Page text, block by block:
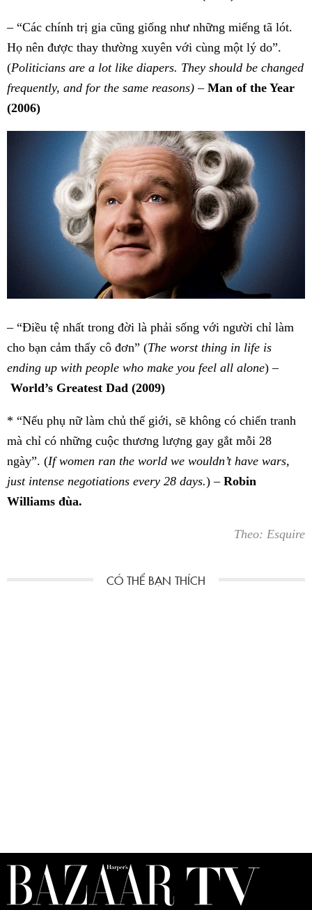
– “Các chính trị gia cũng giống như những miếng tã lót.
Họ nên được thay thường xuyên với cùng một lý do”.
(Politicians are a lot like diapers. They should be changed
frequently, and for the same reasons)– Man of the Year
(2006)
– “Điều tệ nhất trong đời là phải sống với người chỉ làm
cho bạn cảm thấy cô đơn” (The worst thing in life is
ending up with people who make you feel all alone) –
World’s Greatest Dad (2009)
* “Nếu phụ nữ làm chủ thế giới, sẽ không có chiến tranh
mà chỉ có những cuộc thương lượng gay gắt mỗi 28
ngày”. (If women ran the world we wouldn’t have wars,
just intense negotiations every 28 days.) – Robin
Williams đùa.
Theo: Esquire